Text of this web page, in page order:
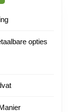
opties